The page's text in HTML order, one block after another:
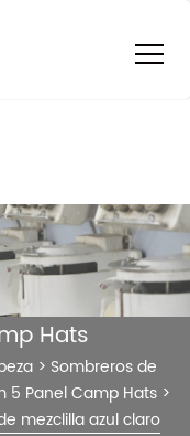
Hats
> Sombreros de
5 Panel Camp Hats >
mezclilla azul claro